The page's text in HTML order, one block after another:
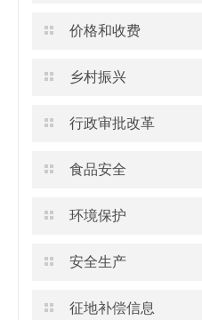
价格和收费
乡村振兴
行政审批改革
食品安全
环境保护
安全生产
征地补偿信息